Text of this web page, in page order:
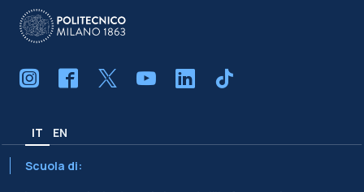
IT EN
Scuola di: